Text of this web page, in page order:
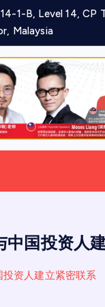
1-B, Level 14, CP
Malaysia
中国投资人
资人建立紧密联系